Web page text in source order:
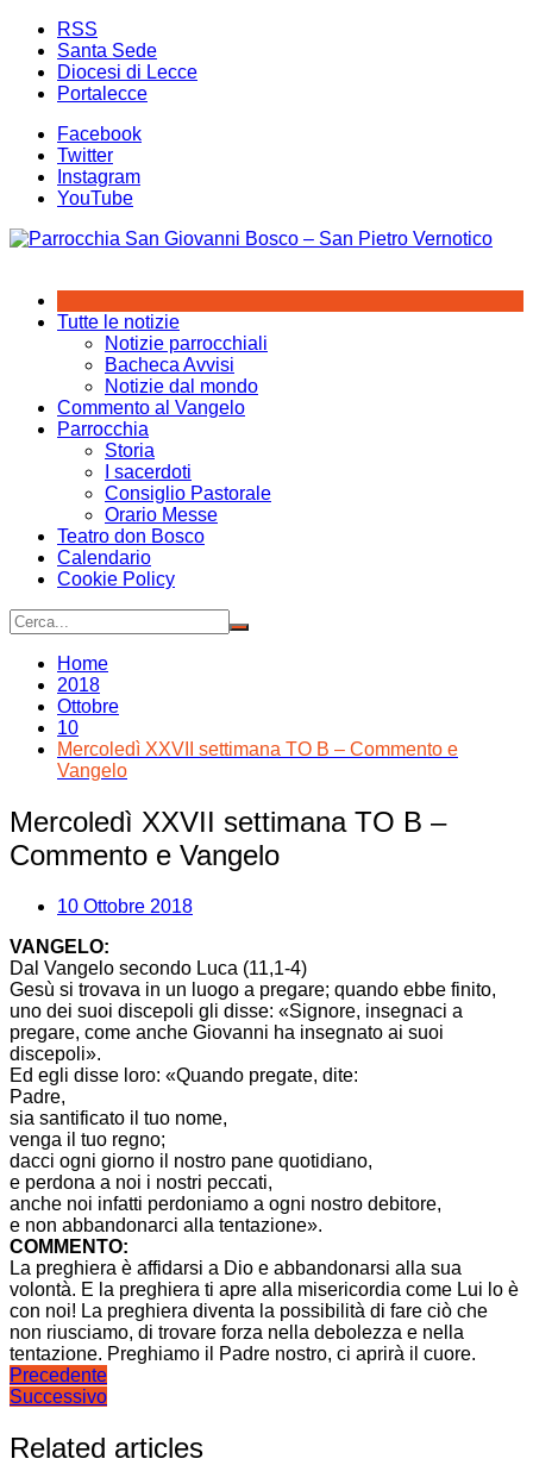
Salta
contenuto
RSS
Santa Sede
Diocesi di Lecce
Portalecce
Facebook
Twitter
Instagram
YouTube
Tutte le notizie
Notizie parrocchiali
Bacheca Avvisi
Notizie dal mondo
Commento al Vangelo
Parrocchia
Storia
I sacerdoti
Consiglio Pastorale
Orario Messe
Teatro don Bosco
Calendario
Cookie Policy
Home
2018
Ottobre
10
Mercoledì XXVII settimana TO B – Commento e
Vangelo
Mercoledì XXVII settimana TO B –
Commento e Vangelo
10 Ottobre 2018
VANGELO:
Dal Vangelo secondo Luca (11,1-4)
Gesù si trovava in un luogo a pregare; quando ebbe finito,
uno dei suoi discepoli gli disse: «Signore, insegnaci a
pregare, come anche Giovanni ha insegnato ai suoi
discepoli».
Ed egli disse loro: «Quando pregate, dite:
Padre,
sia santificato il tuo nome,
venga il tuo regno;
dacci ogni giorno il nostro pane quotidiano,
e perdona a noi i nostri peccati,
anche noi infatti perdoniamo a ogni nostro debitore,
e non abbandonarci alla tentazione».
COMMENTO:
La preghiera è affidarsi a Dio e abbandonarsi alla sua
volontà. E la preghiera ti apre alla misericordia come Lui lo è
con noi! La preghiera diventa la possibilità di fare ciò che
non riusciamo, di trovare forza nella debolezza e nella
tentazione. Preghiamo il Padre nostro, ci aprirà il cuore.
Navigazione
articoli
Precedente
Successivo
Related articles